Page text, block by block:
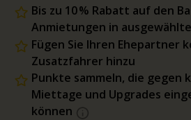
Bis zu 10 % Rabatt auf den
Anmietungen in
Fügen Sie Ihren Ehepartner
Zusatzfahrer hinzu
Punkte sammeln, die gegen
Miettage und Upgrades
können